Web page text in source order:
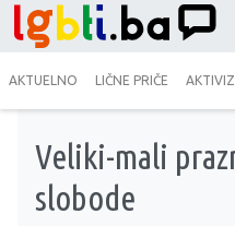
AKTUELNO LIČNE PRIČE
Veliki-mali
slobode